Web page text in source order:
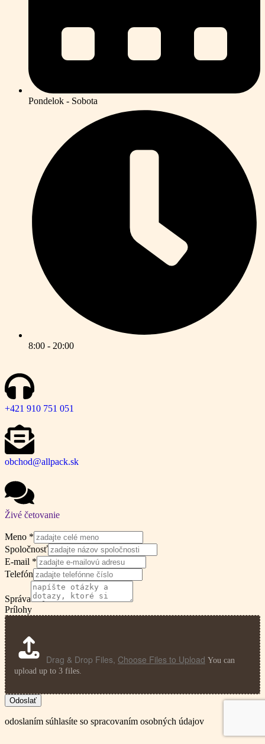
Pondelok - Sobota
8:00 - 20:00
+421 910 751 051
obchod@allpack.sk
Živé četovanie
Meno *
Spoločnosť
E-mail *
Telefón
Správa
Prílohy
Drag & Drop Files, Choose Files to Upload You can
upload up to 3 files.
Odoslať
odoslaním súhlasíte so spracovaním osobných údajov